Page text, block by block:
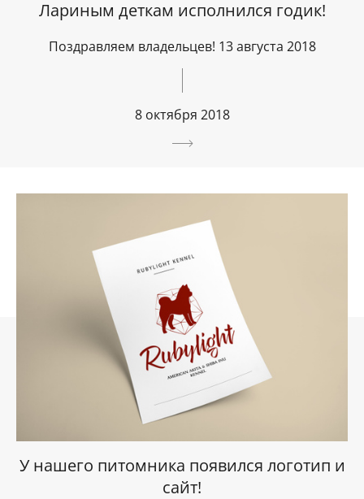
Лариным деткам исполнился годик!
Поздравляем владельцев! 13 августа 2018
8 октября 2018
У нашего питомника появился логотип и
сайт!